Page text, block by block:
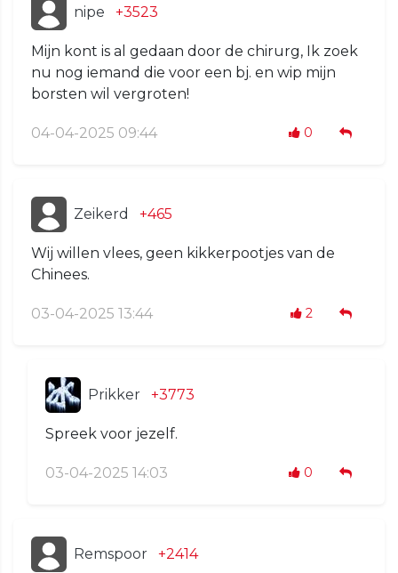
nipe +3523
Mijn kont is al gedaan door de chirurg, Ik zoek
nu nog iemand die voor een bj. en wip mijn
borsten wil vergroten!
04-04-2025 09:44 0
Zeikerd +465
Wij willen vlees, geen kikkerpootjes van de
Chinees.
03-04-2025 13:44 2
Prikker +3773
Spreek voor jezelf.
03-04-2025 14:03 0
Remspoor +2414